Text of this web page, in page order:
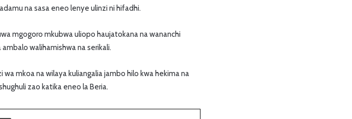
na sasa eneo lenye ulinzi ni hifadhi.
mgogoro mkubwa uliopo haujatokana na wananchi
walihamishwa na serikali.
mkoa na wilaya kuliangalia jambo hilo kwa hekima na
zao katika eneo la Beria.